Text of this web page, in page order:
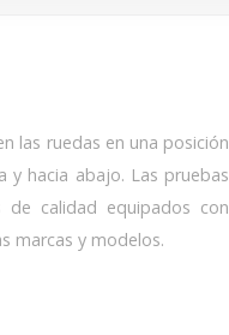
las ruedas en una posición
y hacia abajo. Las pruebas
calidad equipados con
marcas y modelos.